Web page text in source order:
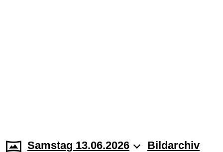
Samstag 13.06.2026 Bildarchiv